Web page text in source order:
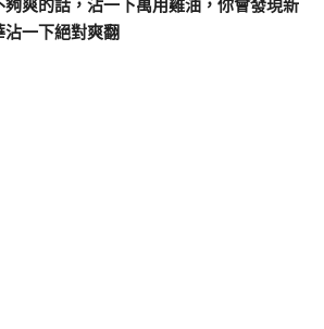
爽的話，沾一下萬用雞油，你會發現新
一下絕對爽翻